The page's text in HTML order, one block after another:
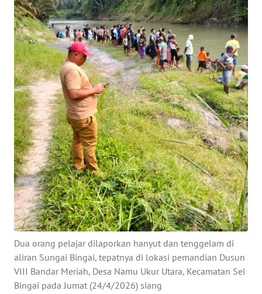
Dua orang pelajar dilaporkan hanyut dan tenggelam di
aliran Sungai Bingai, tepatnya di lokasi pemandian Dusun
VIII Bandar Meriah, Desa Namu Ukur Utara, Kecamatan Sei
Bingai pada Jumat (24/4/2026) siang
BERITA
KONTAK
KAMI
INFO
IKLAN
TENTANG
KAMI
PEDOMAN
MEDIA
SIBER
REDAKSI
DISCLAIMER